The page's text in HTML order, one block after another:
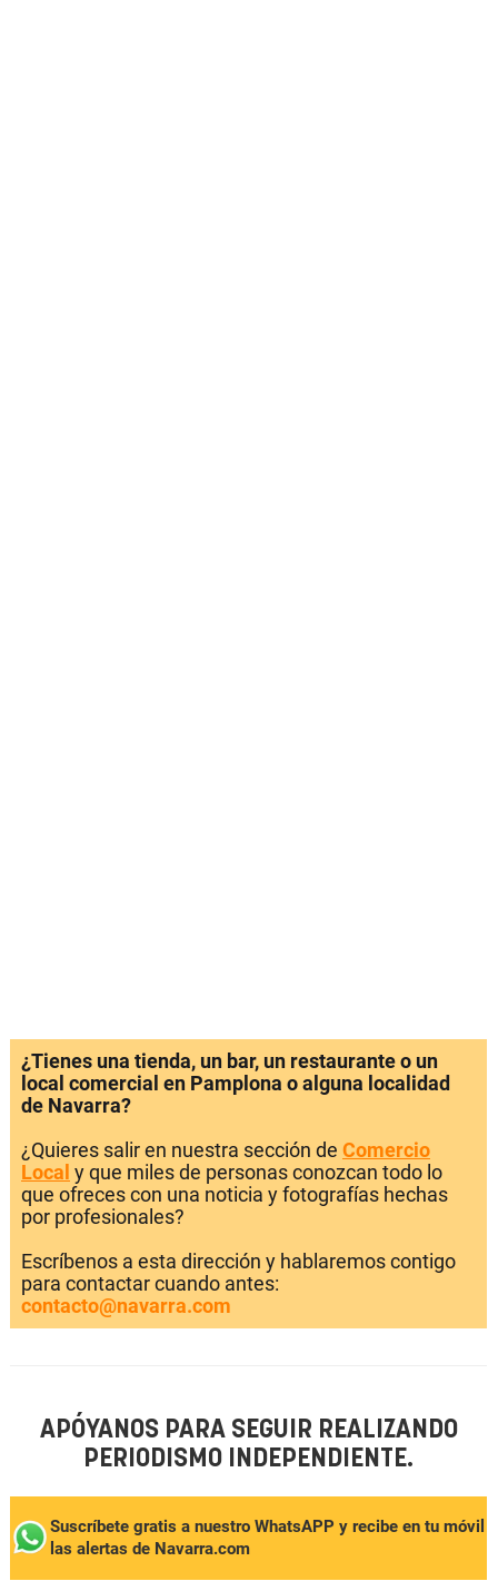
¿Tienes una tienda, un bar, un restaurante o un
local comercial en Pamplona o alguna localidad
de Navarra?
¿Quieres salir en nuestra sección de Comercio
Local y que miles de personas conozcan todo lo
que ofreces con una noticia y fotografías hechas
por profesionales?
Escríbenos a esta dirección y hablaremos contigo
para contactar cuando antes:
contacto@navarra.com
APÓYANOS PARA SEGUIR REALIZANDO
PERIODISMO INDEPENDIENTE.
Suscríbete gratis a nuestro WhatsAPP y recibe en tu móvil
las alertas de Navarra.com